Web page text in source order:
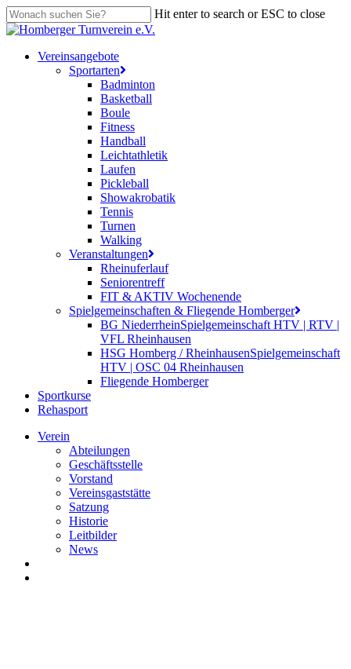
Skip
to
content
Hit enter to search or ESC to close
Close
search
Menu
Vereinsangebote
Sportarten
Badminton
Basketball
Boule
Fitness
Handball
Leichtathletik
Laufen
Pickleball
Showakrobatik
Tennis
Turnen
Walking
Veranstaltungen
Rheinuferlauf
Seniorentreff
FIT & AKTIV Wochenende
Spielgemeinschaften & Fliegende Homberger
BG NiederrheinSpielgemeinschaft HTV | RTV |
VFL Rheinhausen
HSG Homberg / RheinhausenSpielgemeinschaft
HTV | OSC 04 Rheinhausen
Fliegende Homberger
Sportkurse
Rehasport
Verein
Abteilungen
Geschäftsstelle
Vorstand
Vereinsgaststätte
Satzung
Historie
Leitbilder
News